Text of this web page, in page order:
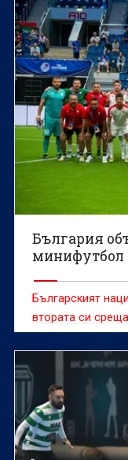
България
минифутбол
Българският
втората си